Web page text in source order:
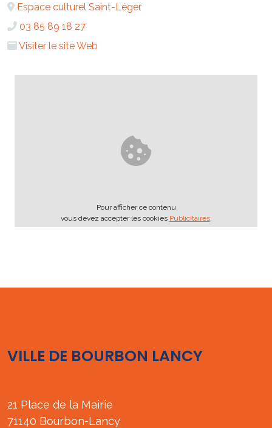
Espace culturel Saint-Léger
03 85 89 18 27
Visiter le site Web
Pour afficher ce contenu
vous devez accepter les cookies Publicitaires.
VILLE DE BOURBON LANCY
21 Place de la Mairie
71140 Bourbon-Lancy